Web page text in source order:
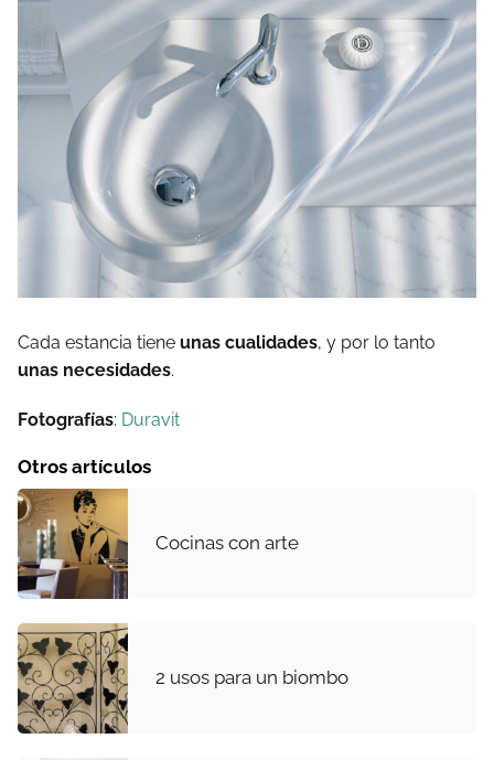
Cada estancia tiene unas cualidades, y por lo tanto
unas necesidades.
Fotografías: Duravit
Otros artículos
Cocinas con arte
2 usos para un biombo